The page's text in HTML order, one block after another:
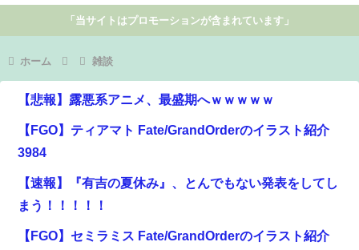
「当サイトはプロモーションが含まれています」
ホーム 雑談
【悲報】露悪系アニメ、最盛期へｗｗｗｗｗ
【FGO】ティアマト Fate/GrandOrderのイラスト紹介
3984
【速報】『有吉の夏休み』、とんでもない発表をしてし
まう！！！！！
【FGO】セミラミス Fate/GrandOrderのイラスト紹介